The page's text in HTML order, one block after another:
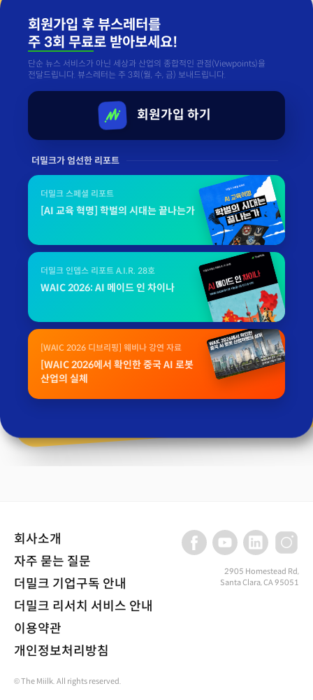
회원가입 후 뷰스레터를
주 3회 무료로 받아보세요!
단순 뉴스 서비스가 아닌 세상과 산업의 종합적인 관점(Viewpoints)을
전달드립니다. 뷰스레터는 주 3회(월, 수, 금) 보내드립니다.
회원가입 하기
더밀크가 엄선한 리포트
더밀크 스페셜 리포트
[AI 교육 혁명] 학벌의 시대는 끝나는가
더밀크 인뎁스 리포트 A.I.R. 28호
WAIC 2026: AI 메이드 인 차이나
[WAIC 2026 디브리핑] 웨비나 강연 자료
[WAIC 2026에서 확인한 중국 AI 로봇
산업의 실체
회사소개
자주 묻는 질문
더밀크 기업구독 안내
더밀크 리서치 서비스 안내
이용약관
개인정보처리방침
2905 Homestead Rd,
Santa Clara, CA 95051
© The Miilk. All rights reserved.